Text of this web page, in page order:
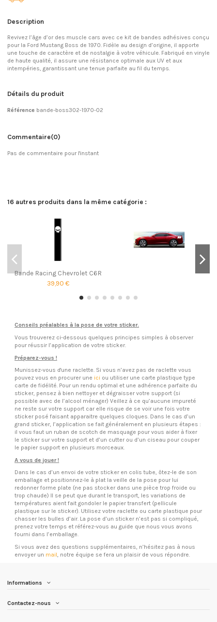
Description
Revivez l’âge d’or des muscle cars avec ce kit de bandes adhésives conçu
pour la Ford Mustang Boss de 1970. Fidèle au design d’origine, il apporte
une touche de caractère et de nostalgie à votre véhicule. Fabriqué en vinyle
de haute qualité, il assure une résistance optimale aux UV et aux
intempéries, garantissant une tenue parfaite au fil du temps.
Détails du produit
Référence bande-boss302-1970-02
Commentaire(0)
Pas de commentaire pour l'instant
16 autres produits dans la même catégorie :
Bande Racing Chevrolet C6R
39,90 €
Conseils préalables à la pose de votre sticker.
Vous trouverez ci-dessous quelques principes simples à observer
pour réussir l’application de votre sticker.
Préparez-vous !
Munissez-vous d'une raclette. Si vous n’avez pas de raclette vous
pouvez vous en procurer une ici ou utiliser une carte plastique type
carte de fidélité. Pour un rendu optimal et une adhérence parfaite du
sticker, pensez à bien nettoyer et dégraisser votre support (si
possible avec de l’alcool ménager) Veillez à ce qu’aucune impureté
ne reste sur votre support car elle risque de se voir une fois votre
sticker posé faisant apparaitre quelques cloques. Dans le cas d’un
grand sticker, l’application se fait généralement en plusieurs étapes :
il vous faut un ruban de scotch de masquage pour vous aider à fixer
le sticker sur votre support et d’un cutter ou d’un ciseau pour couper
le papier support en plusieurs morceaux.
A vous de jouer !
Dans le cas d’un envoi de votre sticker en colis tube, ôtez-le de son
emballage et positionnez-le à plat la veille de la pose pour lui
redonner forme plate (ne pas stocker dans une pièce trop froide ou
trop chaude) Il se peut que durant le transport, les variations de
températures aient fait gondoler le papier transfert (pellicule
plastique sur le sticker). Utilisez votre raclette ou carte plastique pour
chasser les bulles d’air. La pose d’un sticker n’est pas si compliqué,
prenez votre temps et référez-vous au guide que nous vous avons
fourni dans l’emballage.
Si vous avez des questions supplémentaires, n’hésitez pas à nous
envoyer un mail, notre équipe se fera un plaisir de vous répondre.
Informations
Contactez-nous